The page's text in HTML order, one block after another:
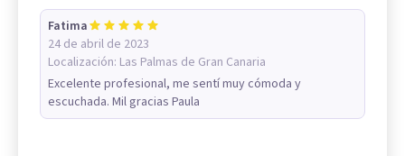
Fatima
24 de abril de 2023
Localización: Las Palmas de Gran Canaria
Excelente profesional, me sentí muy cómoda y
escuchada. Mil gracias Paula